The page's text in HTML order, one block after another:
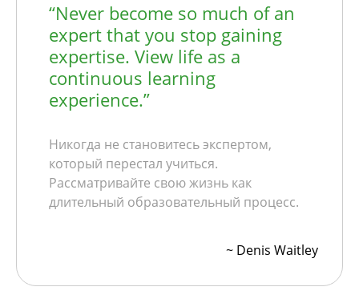
“Never become so much of an
expert that you stop gaining
expertise. View life as a
continuous learning
experience.”
Никогда не становитесь экспертом,
который перестал учиться.
Рассматривайте свою жизнь как
длительный образовательный процесс.
~ Denis Waitley